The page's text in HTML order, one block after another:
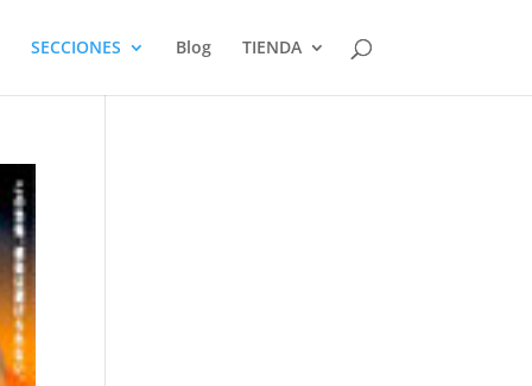
SECCIONES Blog TIENDA